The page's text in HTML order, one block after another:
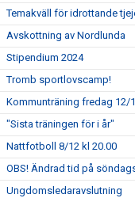
Temakväll för idrottande
Avskottning av Nordlunda
Stipendium 2024
Tromb sportlovscamp!
Kommunträning fredag 12/
"Sista träningen för i år"
Nattfotboll 8/12 kl 20.00
OBS! Ändrad tid på
Ungdomsledaravslutning